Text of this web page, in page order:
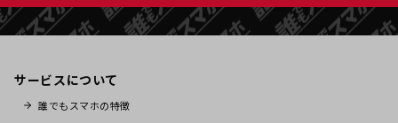
サービスについて
誰でもスマホの特徴